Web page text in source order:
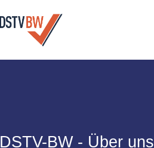
DSTV-BW - Über uns